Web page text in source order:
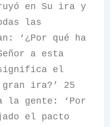
en Su ira y
las
‘¿Por qué ha
a esta
el
ira?’ 25
la gente: ‘Por
el pacto